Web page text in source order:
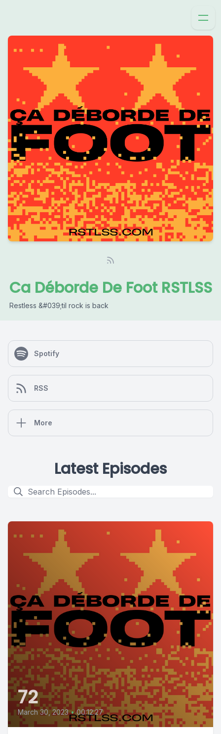
Ca Déborde De Foot RSTLSS
Restless &#039;til rock is back
Spotify
RSS
More
Latest Episodes
72
March 30, 2023 • 00:12:27